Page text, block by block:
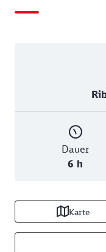
Dauer
6 h
Karte